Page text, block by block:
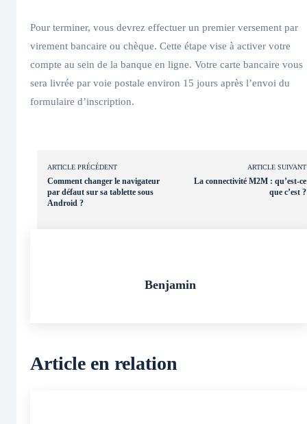
Pour terminer, vous devrez effectuer un premier versement par
virement bancaire ou chèque. Cette étape vise à activer votre
compte au sein de la banque en ligne. Votre carte bancaire vous
sera livrée par voie postale environ 15 jours après l’envoi du
formulaire d’inscription.
ARTICLE PRÉCÉDENT
Comment changer le navigateur
par défaut sur sa tablette sous
Android ?
ARTICLE SUIVANT
La connectivité M2M : qu’est-ce
que c’est ?
Benjamin
Article en relation